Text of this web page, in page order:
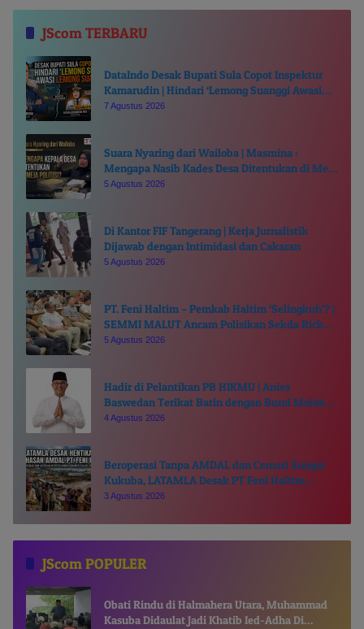
JScom TERBARU
DataIndo Desak Bupati Sula Copot Inspektur
Kamarudin | Hindari ‘Lemong Suanggi Awasi
Lemong Suanggi’
7 Agustus 2026
Suara Nyaring dari Wailoba | Masmina :
Mengapa Nasib Kades Desa Ditentukan di Meja
Politisi?
5 Agustus 2026
Di Kantor FIF Tangerang | Kerja Jurnalistik
Dijawab dengan Intimidasi dan Cakaran
5 Agustus 2026
PT. Feni Haltim – Pemkab Haltim ‘Selingkuh’? |
SEMMI MALUT Ancam Polisikan Sekda Ricky
Chairul Richfat
5 Agustus 2026
Hadir di Pelantikan PB HIKMU | Anies
Baswedan Terikat Batin dengan Bumi Moloku
Kie Raha
4 Agustus 2026
Beroperasi Tanpa AMDAL dan Cemari Sungai
Kukuba, LATAMLA Desak PT Feni Haltim
Diproses Pidana
3 Agustus 2026
JScom POPULER
Obati Rindu di Halmahera Utara, Muhammad
Kasuba Didaulat Jadi Khatib Ied-Adha Di